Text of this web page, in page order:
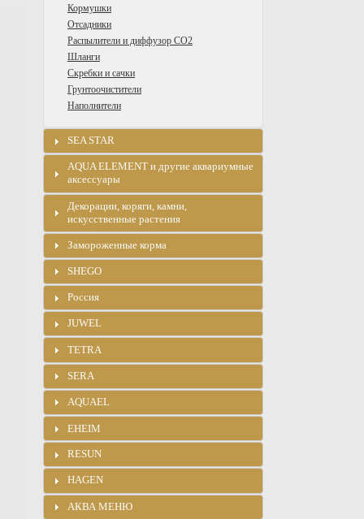
Кормушки
Отсадники
Распылители и диффузор CO2
Шланги
Скребки и сачки
Грунтоочистители
Наполнители
SEA STAR
AQUA ELEMENT и другие аквариумные
аксессуары
Декорации, коряги, камни,
искусственные растения
Замороженные корма
SHEGO
Россия
JUWEL
TETRA
SERA
AQUAEL
EHEIM
RESUN
HAGEN
АКВА МЕНЮ